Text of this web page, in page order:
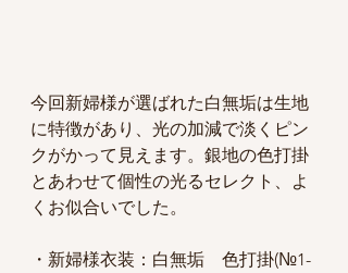
今回新婦様が選ばれた白無垢は生地
に特徴があり、光の加減で淡くピン
クがかって見えます。銀地の色打掛
とあわせて個性の光るセレクト、よ
くお似合いでした。
・新婦様衣装：白無垢　色打掛(№1-